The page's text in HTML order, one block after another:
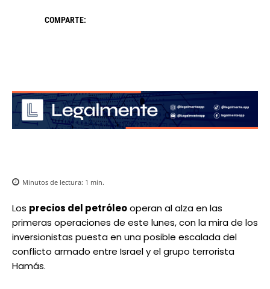
COMPARTE:
Minutos de lectura: 1 min.
Los precios del petróleooperan al alza en las
primeras operaciones de este lunes, con la mira de los
inversionistas puesta en una posible escalada del
conflicto armado entre Israel y el grupo terrorista
Hamás.